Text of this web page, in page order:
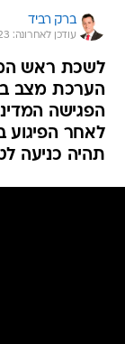
ברק רביד
עודכן לאחרונה: 9.3.2023 / 21:10
לשכת ראש
הערכת מצב
הפגישה
תהיה כניעה